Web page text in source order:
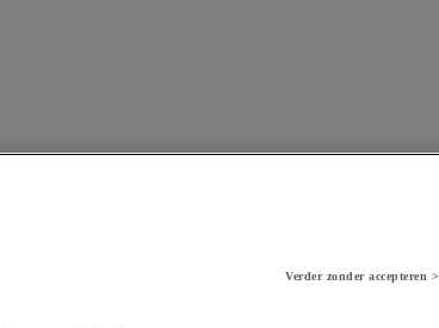
Verder zonder accepteren >